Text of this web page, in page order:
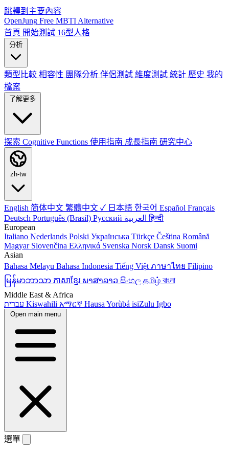
跳轉到主要內容
OpenJung Free MBTI Alternative
首頁 開始測試 16型人格
類型比較 相容性 團隊分析 伴侶測試 維度測試 統計 歷史 我的
檔案
探索 Cognitive Functions 使用指南 成長指南 研究中心
zh-tw
English 简体中文 繁體中文 ✓ 日本語 한국어 Español Français
Deutsch Português (Brasil) Русский العربيةहिन्दी
European
Italiano Nederlands Polski Українська Türkçe Čeština Română
Magyar Slovenčina Ελληνικά Svenska Norsk Dansk Suomi
Asian
Bahasa Melayu Bahasa Indonesia Tiếng Việt ภาษาไทย Filipino
မြန်မာဘာသာ ភាសាខ្មែរ ພາສາລາວ සිංහල தமிழ் বাংলা
Middle East & Africa
Kiswahili አማርኛ Hausa Yorùbá isiZulu Igbo
Open main menu
選單